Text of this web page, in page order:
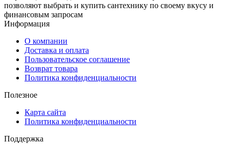
позволяют выбрать и купить сантехнику по своему вкусу и
финансовым запросам
Информация
О компании
Доставка и оплата
Пользовательское соглашение
Возврат товара
Политика конфиденциальности
Полезное
Карта сайта
Политика конфиденциальности
Поддержка